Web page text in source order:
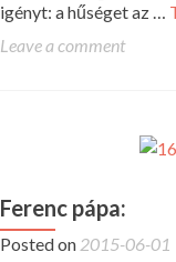
igényt: a hűséget az …
Leave a comment
Ferenc pápa:
Posted on 2015-06-01